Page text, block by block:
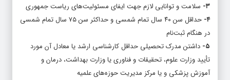
۳- سلامت و توانایی لازم جهت ایفای مسئولیت‌های ریاست جمهوری
۴-
حداقل سن ۴۰ سال تمام شمسی و حداکثر سن ۷۵ سال تمام شمسی
در هنگام ثبت‌نام
۵- داشتن مدرک تحصیلی حداقل کارشناسی ارشد یا معادل آن مورد
تأیید وزارت علوم، تحقیقات و فناوری یا وزارت بهداشت، درمان و
آموزش پزشکی و یا مرکز مدیریت حوزه‌های علمیه